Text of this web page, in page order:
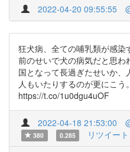
2022-04-20 09:55:55
狂犬病、全ての哺乳類が感
前のせいで犬の病気だと思
国となって長過ぎたせいか
人もいたりするのが更にこ
https://t.co/1u0dgu4uOF
2022-04-18 21:53:00
380
0.285 リツイー